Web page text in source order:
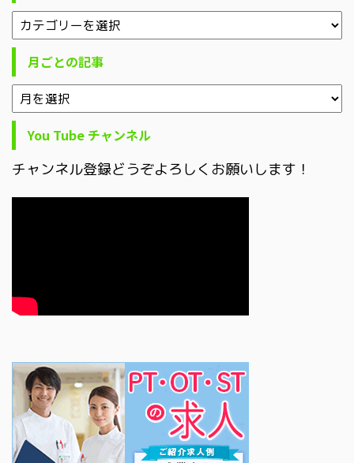
月ごとの記事
You Tube チャンネル
チャンネル登録どうぞよろしくお願いします！